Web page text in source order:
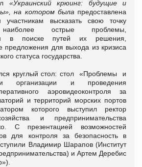
«Украинский крюинг: будущие и
, на котором была предоставлена
участникам высказать свою точку
острые проблемы,
в поиске путей их решения,
предложения для выхода из кризиса
статуса государства.
круглый стол: стол «Проблемы и
организации и проведения
аэровидеоконтроля за
и территорий морских портов
которого выступил ректор
и предпринимательства
С презентацией возможностей
для контроля за безопасность в
Владимир Шарапов (Институт
и Артем Деребис